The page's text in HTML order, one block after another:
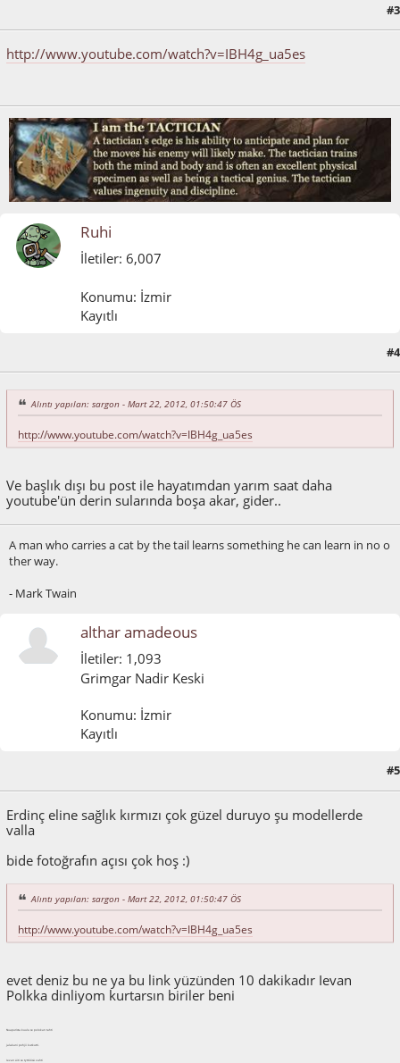
#3
http://www.youtube.com/watch?v=IBH4g_ua5es
Ruhi
İletiler: 6,007
Konumu: İzmir
Kayıtlı
#4
Alıntı yapılan: sargon - Mart 22, 2012, 01:50:47 ÖS
http://www.youtube.com/watch?v=IBH4g_ua5es
Ve başlık dışı bu post ile hayatımdan yarım saat daha
youtube'ün derin sularında boşa akar, gider..
A man who carries a cat by the tail learns something he can learn in no o
ther way.
- Mark Twain
althar amadeous
İletiler: 1,093
Grimgar Nadir Keski
Konumu: İzmir
Kayıtlı
#5
Erdinç eline sağlık kırmızı çok güzel duruyo şu modellerde
valla
bide fotoğrafın açısı çok hoş :)
Alıntı yapılan: sargon - Mart 22, 2012, 01:50:47 ÖS
http://www.youtube.com/watch?v=IBH4g_ua5es
evet deniz bu ne ya bu link yüzünden 10 dakikadır Ievan
Polkka dinliyom kurtarsın biriler beni
Nuapurista kuulu se polokan tahti
jalakani pohjii kutkutti.
Ievan äiti se tyttöösä vahti